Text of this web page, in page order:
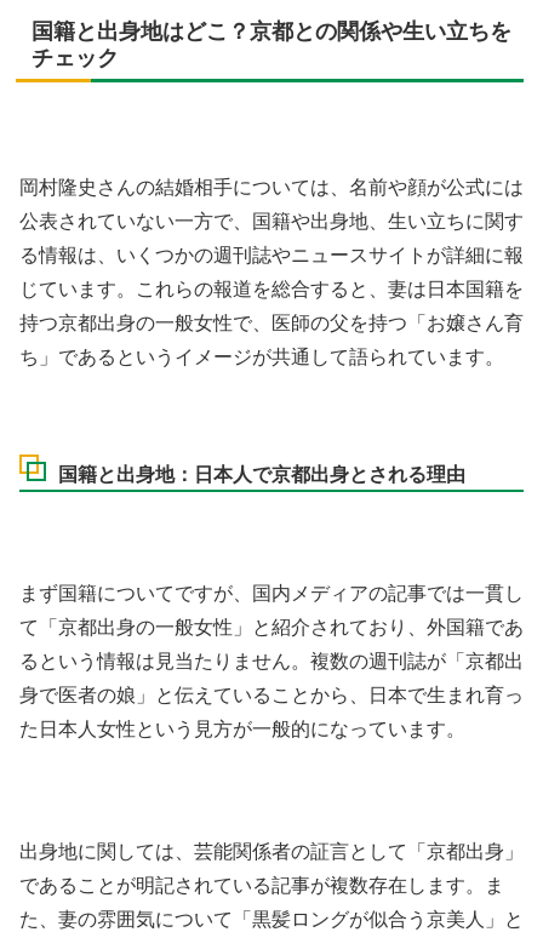
国籍と出身地はどこ？京都との関係や生い立ちを
チェック
岡村隆史さんの結婚相手については、名前や顔が公式には
公表されていない一方で、国籍や出身地、生い立ちに関す
る情報は、いくつかの週刊誌やニュースサイトが詳細に報
じています。これらの報道を総合すると、妻は日本国籍を
持つ京都出身の一般女性で、医師の父を持つ「お嬢さん育
ち」であるというイメージが共通して語られています。
国籍と出身地：日本人で京都出身とされる理由
まず国籍についてですが、国内メディアの記事では一貫し
て「京都出身の一般女性」と紹介されており、外国籍であ
るという情報は見当たりません。複数の週刊誌が「京都出
身で医者の娘」と伝えていることから、日本で生まれ育っ
た日本人女性という見方が一般的になっています。
出身地に関しては、芸能関係者の証言として「京都出身」
であることが明記されている記事が複数存在します。ま
た、妻の雰囲気について「黒髪ロングが似合う京美人」と